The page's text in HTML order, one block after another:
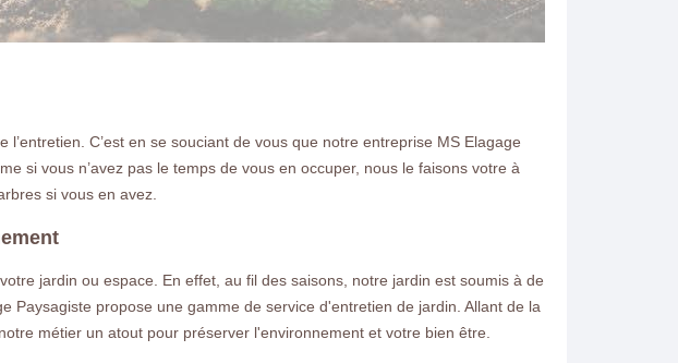
EN ELAGAGE
à Gressy 77410 demandez nous un devis
C’est en se souciant de vous que notre entreprise MS Elagage
si vous n’avez pas le temps de vous en occuper, nous le faisons votre à
si vous en avez.
jardin ou espace. En effet, au fil des saisons, notre jardin est soumis à de
Paysagiste propose une gamme de service d'entretien de jardin. Allant de la
métier un atout pour préserver l'environnement et votre bien être.